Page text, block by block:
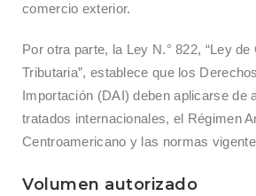
comercio exterior.
Por otra parte, la Ley N.° 822, “Ley
Tributaria”, establece que los
Importación (DAI) deben aplicarse de
tratados internacionales, el Régimen
Centroamericano y las normas
Volumen autorizado